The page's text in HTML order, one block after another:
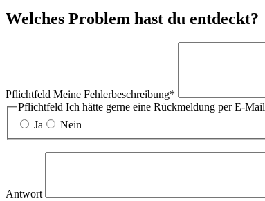
Welches Problem hast du entdeckt?
Pflichtfeld Meine Fehlerbeschreibung*
Pflichtfeld Ich hätte gerne eine Rückmeldung per E-Mail
Ja
Nein
Antwort